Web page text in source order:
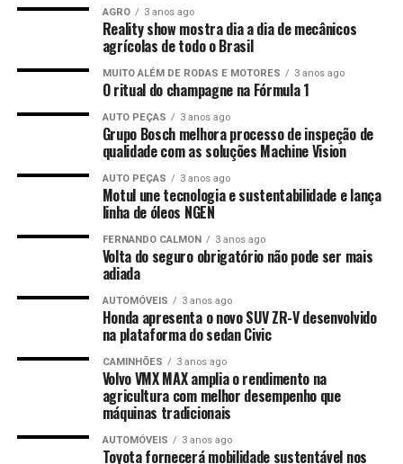
AGRO 3 anos ago
Reality show mostra dia a dia de mecânicos
agrícolas de todo o Brasil
MUITO ALÉM DE RODAS E MOTORES 3 anos ago
O ritual do champagne na Fórmula 1
AUTO PEÇAS 3 anos ago
Grupo Bosch melhora processo de inspeção de
qualidade com as soluções Machine Vision
AUTO PEÇAS 3 anos ago
Motul une tecnologia e sustentabilidade e lança
linha de óleos NGEN
FERNANDO CALMON 3 anos ago
Volta do seguro obrigatório não pode ser mais
adiada
AUTOMÓVEIS 3 anos ago
Honda apresenta o novo SUV ZR-V desenvolvido
na plataforma do sedan Civic
CAMINHÕES 3 anos ago
Volvo VMX MAX amplia o rendimento na
agricultura com melhor desempenho que
máquinas tradicionais
AUTOMÓVEIS 3 anos ago
Toyota fornecerá mobilidade sustentável nos